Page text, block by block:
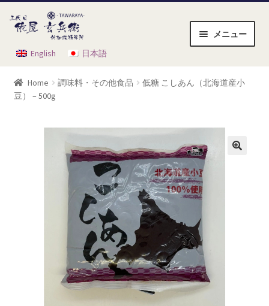
ナ
ビ
ゲ
シ
ョ
コ
ン
テ
ツ
へ
English 日本語
メニュー
ご利用方法
ショップ
チェックアウト
マイアカウント
会員規約
商品一覧
Home 調味料・その他食品
低糖 こしあん（北海道産小
豆） – 500g